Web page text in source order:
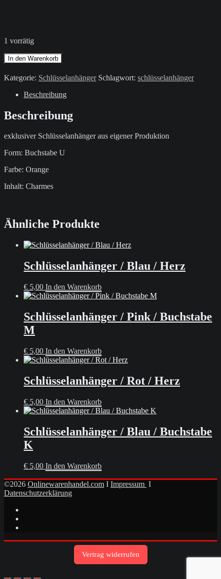
1 vorrätig
Schlüsselanhänger
/
Orange
Buchstabe
Menge
In den Warenkorb
Kategorie: Schlüsselanhänger Schlagwort: schlüsselanhänger
Beschreibung
Beschreibung
exklusiver Schlüsselanhänger aus eigener Produktion
Form: Buchstabe U
Farbe: Orange
Inhalt: Charmes
Ähnliche Produkte
Schlüsselanhänger / Blau / Herz
€ 5,00 In den Warenkorb
Schlüsselanhänger / Pink / Buchstabe
M
€ 5,00 In den Warenkorb
Schlüsselanhänger / Rot / Herz
€ 5,00 In den Warenkorb
Schlüsselanhänger / Blau / Buchstabe
K
€ 5,00 In den Warenkorb
©2026 Onlinewarenhandel.com I Impressum I
Datenschutzerklärung
Vertrag widerrufen